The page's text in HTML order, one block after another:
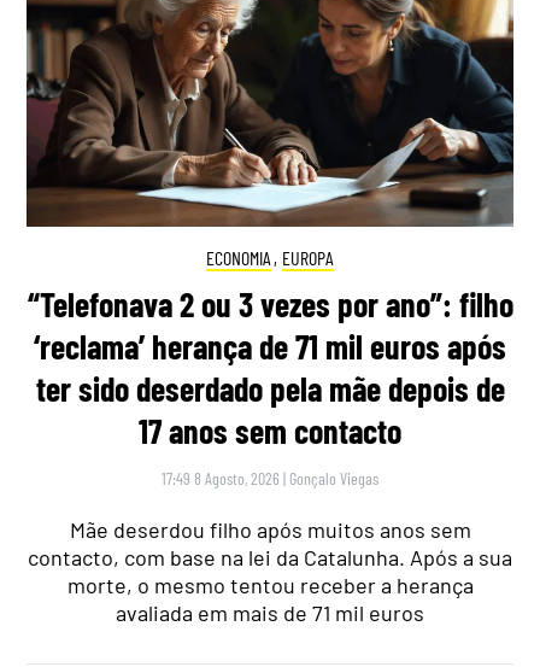
ECONOMIA , EUROPA
“Telefonava 2 ou 3 vezes por ano”: filho
‘reclama’ herança de 71 mil euros após
ter sido deserdado pela mãe depois de
17 anos sem contacto
17:49 8 Agosto, 2026 | Gonçalo Viegas
Mãe deserdou filho após muitos anos sem
contacto, com base na lei da Catalunha. Após a sua
morte, o mesmo tentou receber a herança
avaliada em mais de 71 mil euros